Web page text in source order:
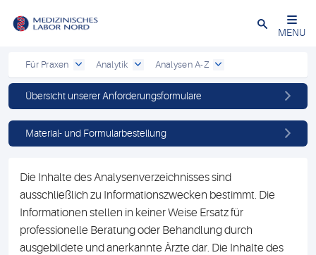
Schließen
MENU
Für Praxen Analytik Analysen A-Z
Übersicht unserer Anforderungsformulare
Material- und Formularbestellung
Die Inhalte des Analysenverzeichnisses sind
ausschließlich zu Informationszwecken bestimmt. Die
Informationen stellen in keiner Weise Ersatz für
professionelle Beratung oder Behandlung durch
ausgebildete und anerkannte Ärzte dar. Die Inhalte des